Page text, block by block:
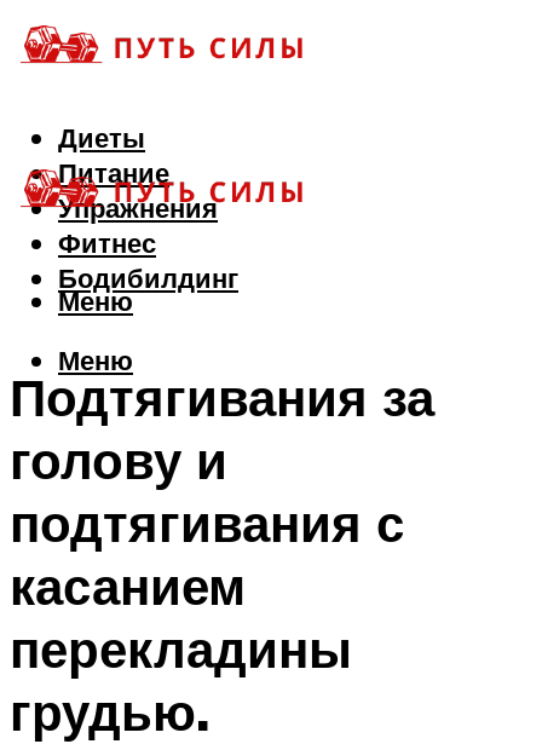
Диеты
Питание
Упражнения
Фитнес
Бодибилдинг
Меню
Меню
Подтягивания за
голову и
подтягивания с
касанием
перекладины
грудью.